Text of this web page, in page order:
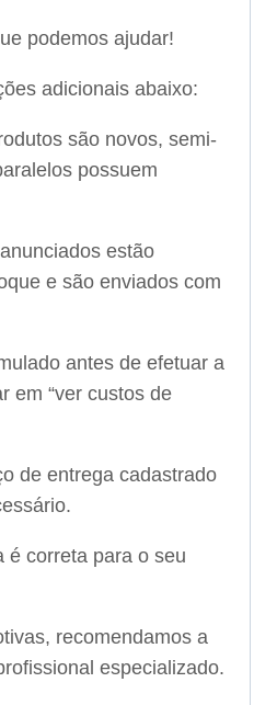
podemos ajudar!
adicionais abaixo:
são novos, semi-
possuem
estão
e são enviados com
antes de efetuar a
em “ver custos de
de entrega cadastrado
é correta para o seu
recomendamos a
especializado.